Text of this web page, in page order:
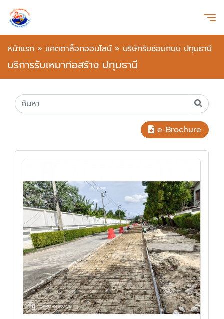
หน้าแรก » แคตตาล็อกออนไลน์ » บริษัทรับซ่อมถนน ปทุมธานี
บริการรับเหมาก่อสร้าง ปทุมธานี
e-Brochure